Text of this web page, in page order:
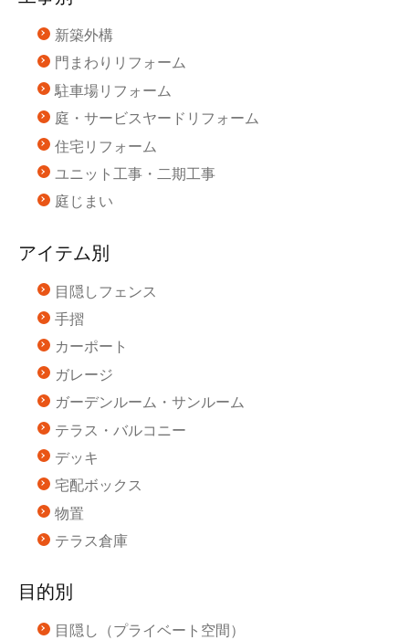
新築外構
門まわりリフォーム
駐車場リフォーム
庭・サービスヤードリフォーム
住宅リフォーム
ユニット工事・二期工事
庭じまい
アイテム別
目隠しフェンス
手摺
カーポート
ガレージ
ガーデンルーム・サンルーム
テラス・バルコニー
デッキ
宅配ボックス
物置
テラス倉庫
目的別
目隠し（プライベート空間）